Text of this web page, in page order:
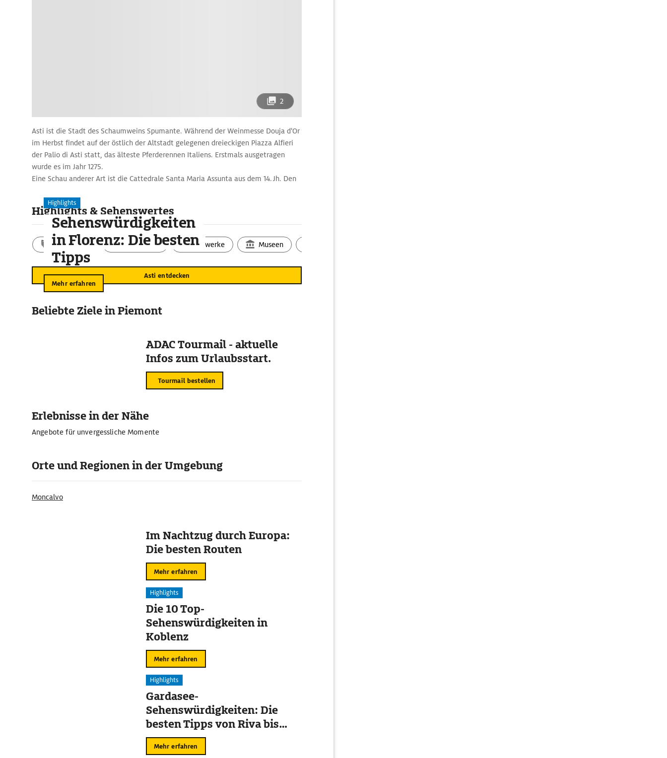
2
Asti ist die Stadt des Schaumweins Spumante. Während der Weinmesse Douja d'Or
im Herbst findet auf der östlich der Altstadt gelegenen dreieckigen Piazza Alfieri
der Palio di Asti statt, das älteste Pferderennen Italiens. Erstmals ausgetragen
wurde es im Jahr 1275.
Eine Schau anderer Art ist die Cattedrale Santa Maria Assunta aus dem 14. Jh. Den
Figuren in ­illusionistischen Bühnenräumen. Selbst die Rundpfeiler sind bemalt, mit
Weinranken. Nahebei steht die ­Crypta Sant'Anastasio (8.–12. Jh.). Säulen und
Kapitelle antik-römischer Vorgängerbauten tragen ihr Gewölbe. Den Corso Alfieri
säumen alte Stadt­palais und Geschlechtertürme. Am Ostende erhebt sich die
Rotonda di San Pietro, ein Rundbau (12. Jh.), dessen Gewölbe auf dicken
Rundpfeilern mit Würfelkapitellen ruht.
Highlights & Sehenswertes
Aktivitäten Landschaft Bauwerke Museen
Asti entdecken
Highlights
Sehenswürdigkeiten
in Florenz: Die besten
Tipps
Mehr erfahren
Beliebte Ziele in Piemont
ADAC Tourmail - aktuelle
Infos zum Urlaubsstart.
Tourmail bestellen
Erlebnisse in der Nähe
Angebote für unvergessliche Momente
Orte und Regionen in der Umgebung
Moncalvo
Im Nachtzug durch Europa:
Die besten Routen
Mehr erfahren
Highlights
Die 10 Top-
Sehenswürdigkeiten in
Koblenz
Mehr erfahren
Highlights
Gardasee-
Sehenswürdigkeiten: Die
besten Tipps von Riva bis
Sirmione
Mehr erfahren